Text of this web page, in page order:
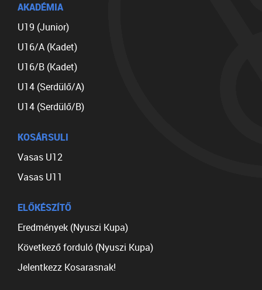
AKADÉMIA
U19 (Junior)
U16/A (Kadet)
U16/B (Kadet)
U14 (Serdülő/A)
U14 (Serdülő/B)
KOSÁRSULI
Vasas U12
Vasas U11
ELŐKÉSZÍTŐ
Eredmények (Nyuszi Kupa)
Következő forduló (Nyuszi Kupa)
Jelentkezz Kosarasnak!